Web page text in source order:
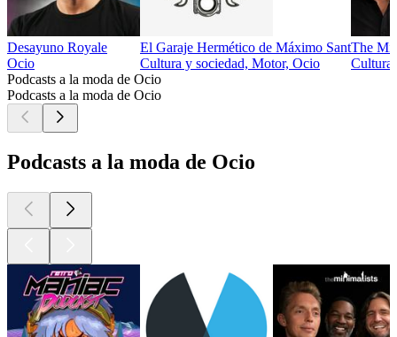
Desayuno Royale
Ocio
El Garaje Hermético de Máximo Sant
Cultura y sociedad, Motor, Ocio
The
Cultura
Podcasts a la moda de Ocio
Podcasts a la moda de Ocio
Podcasts a la moda de Ocio